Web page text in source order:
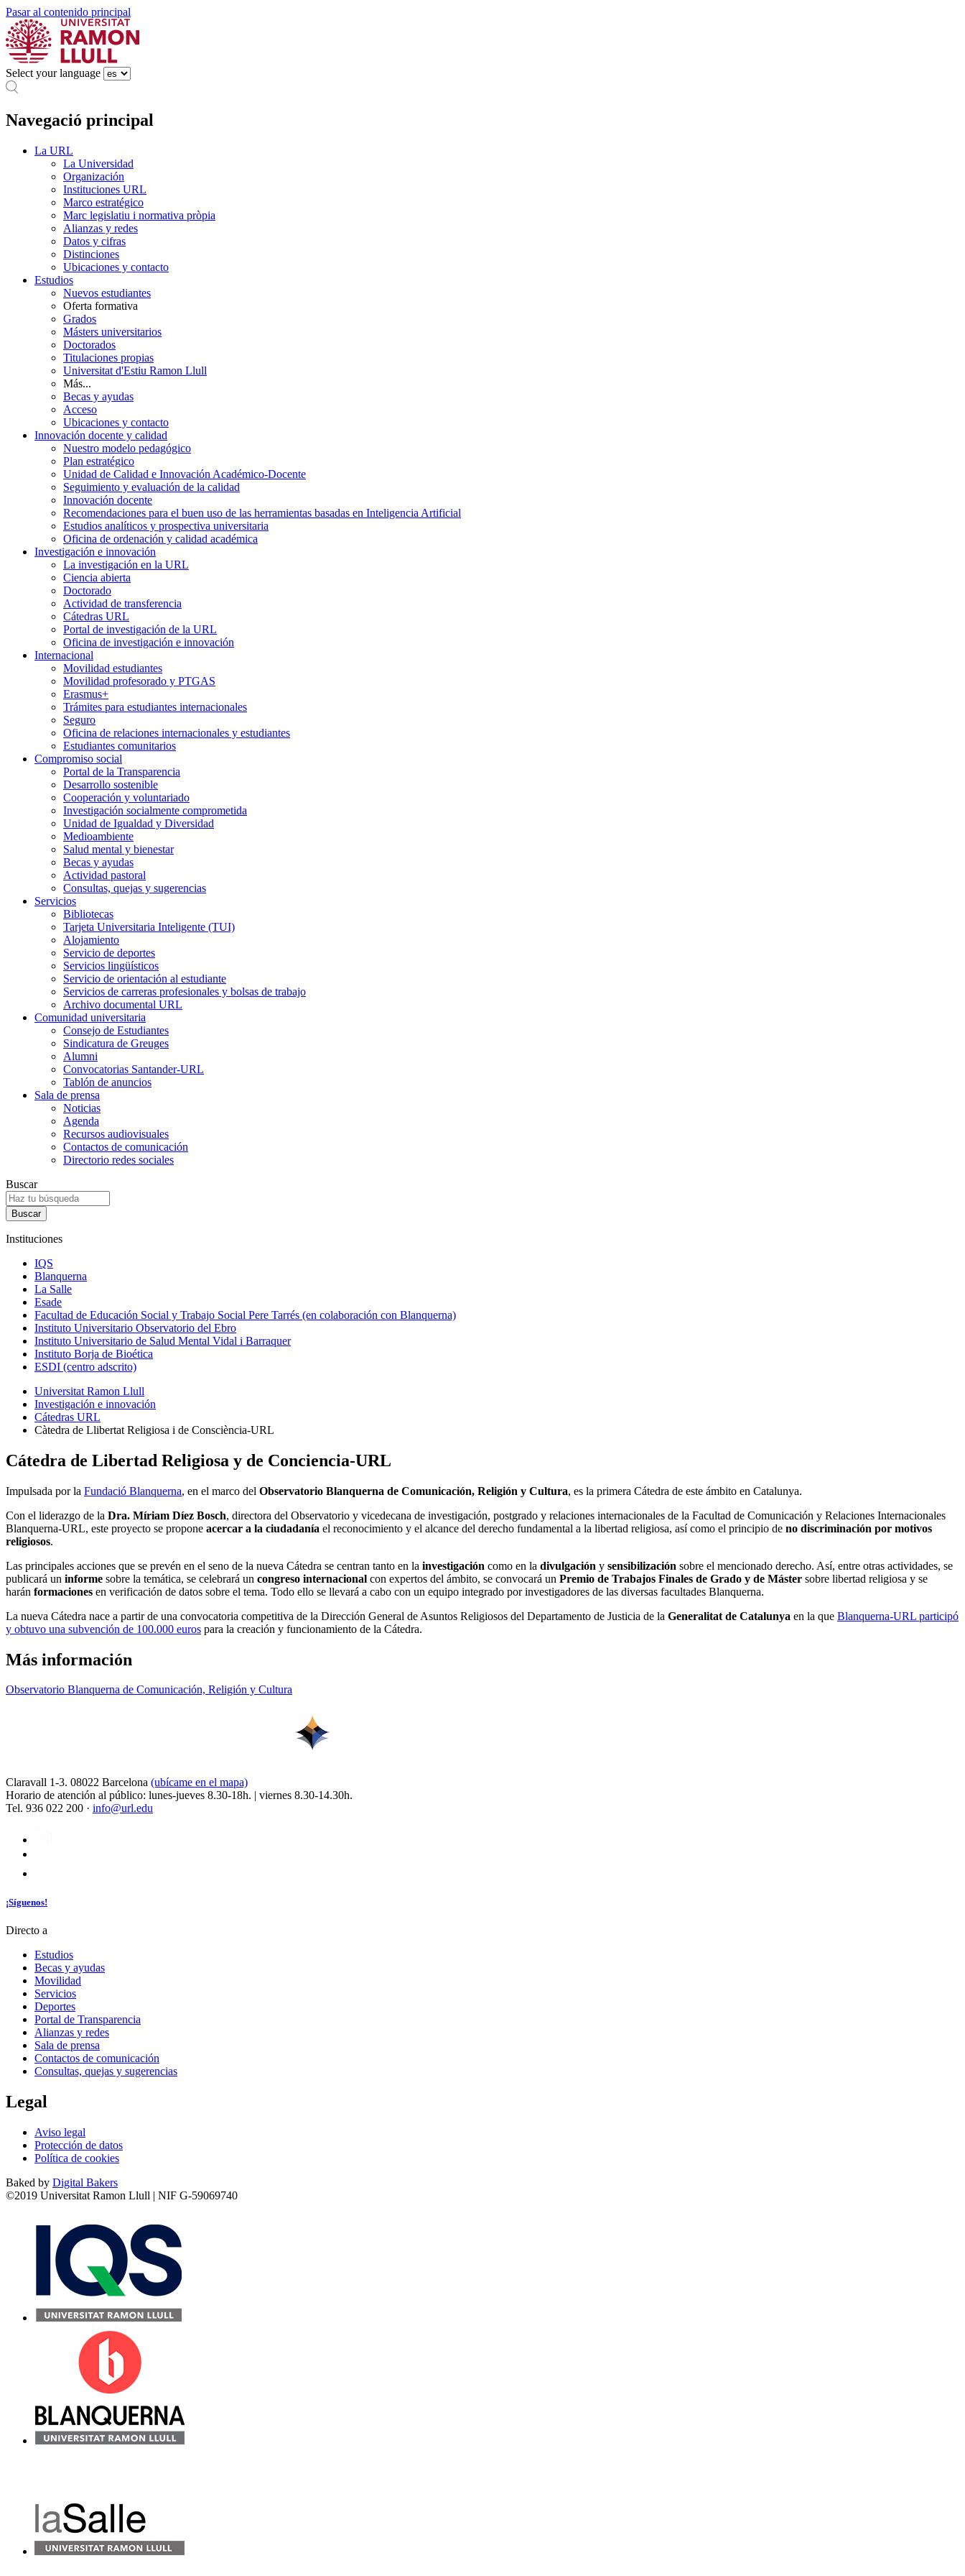
Pasar al contenido principal
Select your language
Navegació principal
La URL
La Universidad
Organización
Instituciones URL
Marco estratégico
Marc legislatiu i normativa pròpia
Alianzas y redes
Datos y cifras
Distinciones
Ubicaciones y contacto
Estudios
Nuevos estudiantes
Oferta formativa
Grados
Másters universitarios
Doctorados
Titulaciones propias
Universitat d'Estiu Ramon Llull
Más...
Becas y ayudas
Acceso
Ubicaciones y contacto
Innovación docente y calidad
Nuestro modelo pedagógico
Plan estratégico
Unidad de Calidad e Innovación Académico-Docente
Seguimiento y evaluación de la calidad
Innovación docente
Recomendaciones para el buen uso de las herramientas basadas en Inteligencia Artificial
Estudios analíticos y prospectiva universitaria
Oficina de ordenación y calidad académica
Investigación e innovación
La investigación en la URL
Ciencia abierta
Doctorado
Actividad de transferencia
Cátedras URL
Portal de investigación de la URL
Oficina de investigación e innovación
Internacional
Movilidad estudiantes
Movilidad profesorado y PTGAS
Erasmus+
Trámites para estudiantes internacionales
Seguro
Oficina de relaciones internacionales y estudiantes
Estudiantes comunitarios
Compromiso social
Portal de la Transparencia
Desarrollo sostenible
Cooperación y voluntariado
Investigación socialmente comprometida
Unidad de Igualdad y Diversidad
Medioambiente
Salud mental y bienestar
Becas y ayudas
Actividad pastoral
Consultas, quejas y sugerencias
Servicios
Bibliotecas
Tarjeta Universitaria Inteligente (TUI)
Alojamiento
Servicio de deportes
Servicios lingüísticos
Servicio de orientación al estudiante
Servicios de carreras profesionales y bolsas de trabajo
Archivo documental URL
Comunidad universitaria
Consejo de Estudiantes
Sindicatura de Greuges
Alumni
Convocatorias Santander-URL
Tablón de anuncios
Sala de prensa
Noticias
Agenda
Recursos audiovisuales
Contactos de comunicación
Directorio redes sociales
Buscar
Instituciones
IQS
Blanquerna
La Salle
Esade
Facultad de Educación Social y Trabajo Social Pere Tarrés (en colaboración con Blanquerna)
Instituto Universitario Observatorio del Ebro
Instituto Universitario de Salud Mental Vidal i Barraquer
Instituto Borja de Bioética
ESDI (centro adscrito)
Universitat Ramon Llull
Investigación e innovación
Cátedras URL
Càtedra de Llibertat Religiosa i de Consciència-URL
Cátedra de Libertad Religiosa y de Conciencia-URL
Impulsada por la Fundació Blanquerna, en el marco del Observatorio Blanquerna de Comunicación, Religión y Cultura, es la primera Cátedra de este ámbito en Catalunya.
Con el liderazgo de la Dra. Míriam Díez Bosch, directora del Observatorio y vicedecana de investigación, postgrado y relaciones internacionales de la Facultad de Comunicación y Relaciones Internacionales
Blanquerna-URL, este proyecto se propone acercar a la ciudadanía el reconocimiento y el alcance del derecho fundamental a la libertad religiosa, así como el principio de no discriminación por motivos
religiosos.
Las principales acciones que se prevén en el seno de la nueva Cátedra se centran tanto en la investigación como en la divulgación y sensibilización sobre el mencionado derecho. Así, entre otras actividades, se
publicará un informe sobre la temática, se celebrará un congreso internacional con expertos del ámbito, se convocará un Premio de Trabajos Finales de Grado y de Máster sobre libertad religiosa y se
harán formaciones en verificación de datos sobre el tema. Todo ello se llevará a cabo con un equipo integrado por investigadores de las diversas facultades Blanquerna.
La nueva Cátedra nace a partir de una convocatoria competitiva de la Dirección General de Asuntos Religiosos del Departamento de Justicia de la Generalitat de Catalunya en la que Blanquerna-URL participó
y obtuvo una subvención de 100.000 euros para la creación y funcionamiento de la Cátedra.
Más información
Observatorio Blanquerna de Comunicación, Religión y Cultura
Claravall 1-3. 08022 Barcelona (ubícame en el mapa)
Horario de atención al público: lunes-jueves 8.30-18h. | viernes 8.30-14.30h.
Tel. 936 022 200 · info@url.edu
¡Síguenos!
Directo a
Estudios
Becas y ayudas
Movilidad
Servicios
Deportes
Portal de Transparencia
Alianzas y redes
Sala de prensa
Contactos de comunicación
Consultas, quejas y sugerencias
Legal
Aviso legal
Protección de datos
Política de cookies
Baked by Digital Bakers
©2019 Universitat Ramon Llull | NIF G-59069740